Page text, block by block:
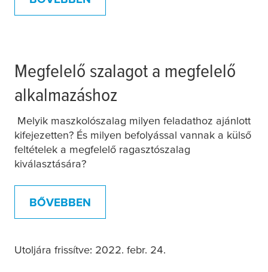
Megfelelő szalagot a megfelelő
alkalmazáshoz
Melyik maszkolószalag milyen feladathoz ajánlott
kifejezetten? És milyen befolyással vannak a külső
feltételek a megfelelő ragasztószalag
kiválasztására?
BŐVEBBEN
Utoljára frissítve: 2022. febr. 24.